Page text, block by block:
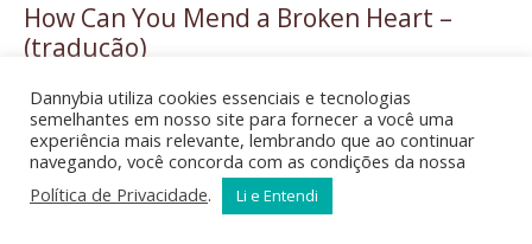
How Can You Mend a Broken Heart –
(tradução)
Also by: Bee Gees
Also by: Pholhas
by: Al Green
Dannybia utiliza cookies essenciais e tecnologias
semelhantes em nosso site para fornecer a você uma
experiência mais relevante, lembrando que ao continuar
navegando, você concorda com as condições da nossa
Política de Privacidade. Li e Entendi